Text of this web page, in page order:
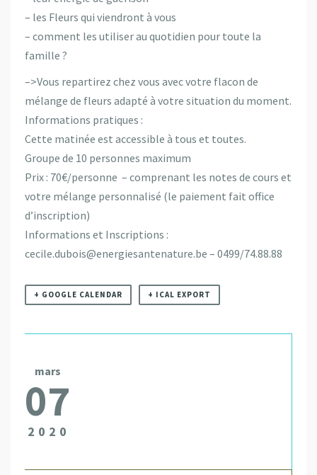
– les Fleurs qui viendront à vous
– comment les utiliser au quotidien pour toute la
famille ?
–>Vous repartirez chez vous avec votre flacon de
mélange de fleurs adapté à votre situation du moment.
Informations pratiques :
Cette matinée est accessible à tous et toutes.
Groupe de 10 personnes maximum
Prix : 70€/personne – comprenant les notes de cours et
votre mélange personnalisé (le paiement fait office
d’inscription)
Informations et Inscriptions :
cecile.dubois@energiesantenature.be – 0499/74.88.88
+ GOOGLE CALENDAR + ICAL EXPORT
mars
07
2020